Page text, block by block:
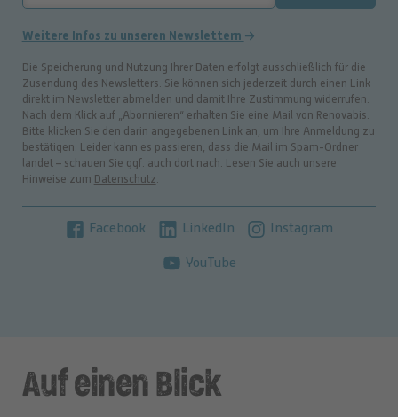
Weitere Infos zu unseren Newslettern
Die Speicherung und Nutzung Ihrer Daten erfolgt ausschließlich für die
Zusendung des Newsletters. Sie können sich jederzeit durch einen Link
direkt im Newsletter abmelden und damit Ihre Zustimmung widerrufen.
Nach dem Klick auf „Abonnieren“ erhalten Sie eine Mail von Renovabis.
Bitte klicken Sie den darin angegebenen Link an, um Ihre Anmeldung zu
bestätigen. Leider kann es passieren, dass die Mail im Spam-Ordner
landet – schauen Sie ggf. auch dort nach. Lesen Sie auch unsere
Hinweise zum Datenschutz.
Facebook LinkedIn Instagram
YouTube
Auf einen Blick